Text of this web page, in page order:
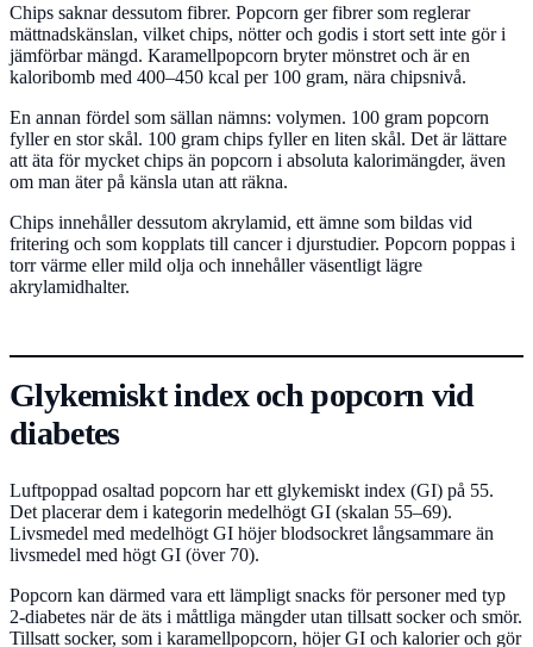
Chips saknar dessutom fibrer. Popcorn ger fibrer som reglerar
mättnadskänslan, vilket chips, nötter och godis i stort sett inte gör i
jämförbar mängd. Karamellpopcorn bryter mönstret och är en
kaloribomb med 400–450 kcal per 100 gram, nära chipsnivå.
En annan fördel som sällan nämns: volymen. 100 gram popcorn
fyller en stor skål. 100 gram chips fyller en liten skål. Det är lättare
att äta för mycket chips än popcorn i absoluta kalorimängder, även
om man äter på känsla utan att räkna.
Chips innehåller dessutom akrylamid, ett ämne som bildas vid
fritering och som kopplats till cancer i djurstudier. Popcorn poppas i
torr värme eller mild olja och innehåller väsentligt lägre
akrylamidhalter.
Glykemiskt index och popcorn vid
diabetes
Luftpoppad osaltad popcorn har ett glykemiskt index (GI) på 55.
Det placerar dem i kategorin medelhögt GI (skalan 55–69).
Livsmedel med medelhögt GI höjer blodsockret långsammare än
livsmedel med högt GI (över 70).
Popcorn kan därmed vara ett lämpligt snacks för personer med typ
2-diabetes när de äts i måttliga mängder utan tillsatt socker och smör.
Tillsatt socker, som i karamellpopcorn, höjer GI och kalorier och gör